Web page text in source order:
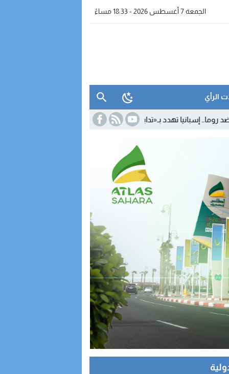
الجمعة 7 أغسطس 2026 - 18:33 مساءً
الرأي
بـ«تدابير متناسبة» رداً على تعليق شنغن